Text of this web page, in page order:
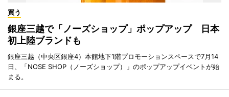
買う
銀座三越で「ノーズショップ」ポップアップ 日本
初上陸ブランドも
銀座三越（中央区銀座4）本館地下1階プロモーションスペースで7月14
日、「NOSE SHOP（ノーズショップ）」のポップアップイベントが始
まる。